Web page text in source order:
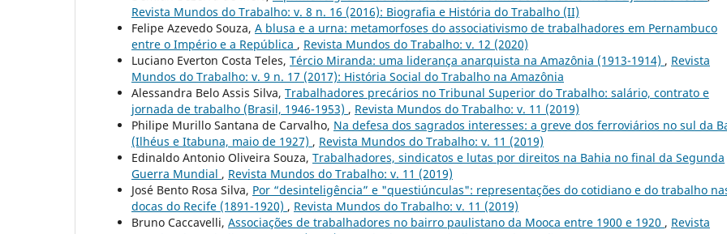
Revista Mundos do Trabalho: v. 8 n. 16 (2016): Biografia e História do Trabalho (II)
Felipe Azevedo Souza, A blusa e a urna: metamorfoses do associativismo de trabalhadores em Pernambuco
entre o Império e a República , Revista Mundos do Trabalho: v. 12 (2020)
Luciano Everton Costa Teles, Tércio Miranda: uma liderança anarquista na Amazônia (1913-1914) , Revista
Mundos do Trabalho: v. 9 n. 17 (2017): História Social do Trabalho na Amazônia
Alessandra Belo Assis Silva, Trabalhadores precários no Tribunal Superior do Trabalho: salário, contrato e
jornada de trabalho (Brasil, 1946-1953) , Revista Mundos do Trabalho: v. 11 (2019)
Philipe Murillo Santana de Carvalho, Na defesa dos sagrados interesses: a greve dos ferroviários no sul da
(Ilhéus e Itabuna, maio de 1927) , Revista Mundos do Trabalho: v. 11 (2019)
Edinaldo Antonio Oliveira Souza, Trabalhadores, sindicatos e lutas por direitos na Bahia no final da Segunda
Guerra Mundial , Revista Mundos do Trabalho: v. 11 (2019)
José Bento Rosa Silva, Por “desinteligência” e "questiúnculas": representações do cotidiano e do trabalho
docas do Recife (1891-1920) , Revista Mundos do Trabalho: v. 11 (2019)
Bruno Caccavelli, Associações de trabalhadores no bairro paulistano da Mooca entre 1900 e 1920 , Revista